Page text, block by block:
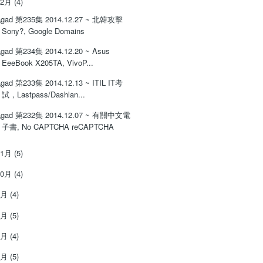
第235集 2014.12.27 ~ 北韓攻擊
Sony?, Google Domains
第234集 2014.12.20 ~ Asus
EeeBook X205TA, VivoP...
第233集 2014.12.13 ~ ITIL IT考
試，Lastpass/Dashlan...
第232集 2014.12.07 ~ 有關中文電
子書, No CAPTCHA reCAPTCHA
月 (5)
月 (4)
(4)
(5)
(4)
(5)